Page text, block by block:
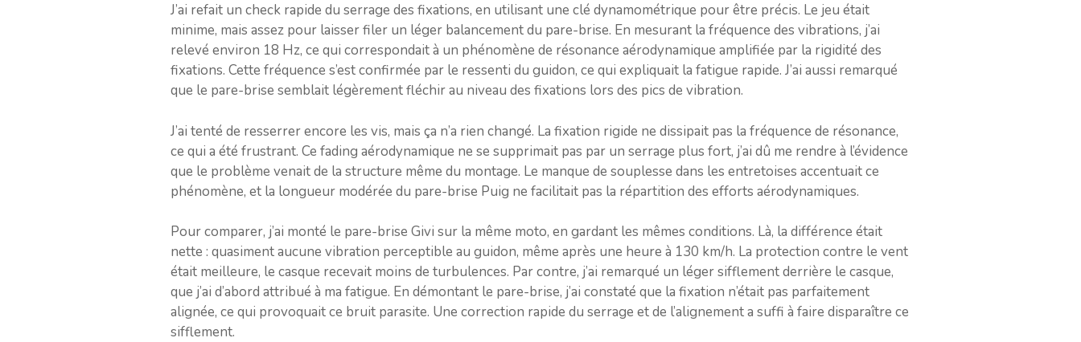
J’ai refait un check rapide du serrage des fixations, en utilisant une clé dynamométrique pour être précis. Le jeu était
minime, mais assez pour laisser filer un léger balancement du pare-brise. En mesurant la fréquence des vibrations, j’ai
relevé environ 18 Hz, ce qui correspondait à un phénomène de résonance aérodynamique amplifiée par la rigidité des
fixations. Cette fréquence s’est confirmée par le ressenti du guidon, ce qui expliquait la fatigue rapide. J’ai aussi remarqué
que le pare-brise semblait légèrement fléchir au niveau des fixations lors des pics de vibration.
J’ai tenté de resserrer encore les vis, mais ça n’a rien changé. La fixation rigide ne dissipait pas la fréquence de résonance,
ce qui a été frustrant. Ce fading aérodynamique ne se supprimait pas par un serrage plus fort, j’ai dû me rendre à l’évidence
que le problème venait de la structure même du montage. Le manque de souplesse dans les entretoises accentuait ce
phénomène, et la longueur modérée du pare-brise Puig ne facilitait pas la répartition des efforts aérodynamiques.
Pour comparer, j’ai monté le pare-brise Givi sur la même moto, en gardant les mêmes conditions. Là, la différence était
nette : quasiment aucune vibration perceptible au guidon, même après une heure à 130 km/h. La protection contre le vent
était meilleure, le casque recevait moins de turbulences. Par contre, j’ai remarqué un léger sifflement derrière le casque,
que j’ai d’abord attribué à ma fatigue. En démontant le pare-brise, j’ai constaté que la fixation n’était pas parfaitement
alignée, ce qui provoquait ce bruit parasite. Une correction rapide du serrage et de l’alignement a suffi à faire disparaître ce
sifflement.